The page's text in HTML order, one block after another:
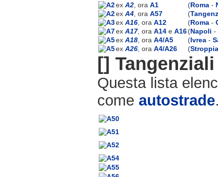
ex A2 , ora A1 (Roma -
ex A4 , ora A57 (
ex A16 , ora A12 (Roma -
ex A17, ora A14 e A16(Napoli -
ex A18 , ora A4/A5 (Ivrea -
ex A26 , ora A4/A26 (
[] Tangenziali
Questa lista
come autostrade